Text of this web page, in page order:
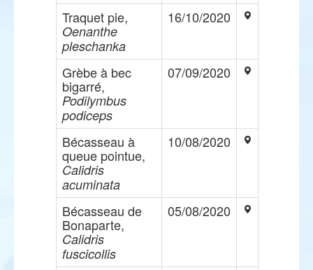
Traquet pie,
Oenanthe
pleschanka
16/10/2020
Grèbe à bec
bigarré,
Podilymbus
podiceps
07/09/2020
Bécasseau à
queue pointue,
Calidris
acuminata
10/08/2020
Bécasseau de
Bonaparte,
Calidris
fuscicollis
05/08/2020